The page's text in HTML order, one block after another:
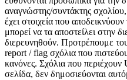
αναγνώστης/συντάκτης σχολίου,
έχει στοιχεία που
μπορεί να τα αποστείλει στην
διερευνηθούν. Προτρέπουμε
report / flag σχόλια που
κανόνες. Σχόλια που
σελίδα, δεν δημοσιεύονται